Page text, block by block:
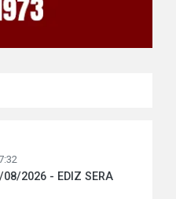
2026 - EDIZ SERA